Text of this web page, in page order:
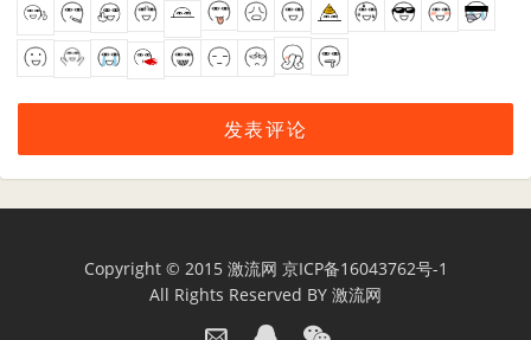
Copyright © 2015 激流网 京ICP备16043762号-1
All Rights Reserved BY 激流网